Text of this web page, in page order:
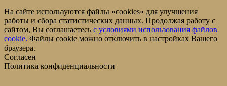
На сайте используются файлы «cookies» для улучшения
работы и сбора статистических данных. Продолжая работу с
сайтом, Вы соглашаетесь c условиями использования файлов
cookie. Файлы cookie можно отключить в настройках Вашего
браузера.
Согласен
Политика конфиденциальности